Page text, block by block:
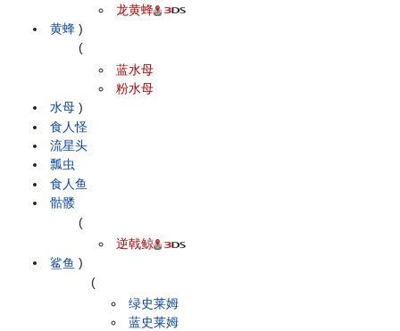
黄蜂
龙黄蜂
)
水母
(
蓝水母
粉水母
)
食人怪
流星头
瓢虫
食人鱼
骷髅
鲨鱼
(
逆戟鲸
)
(
绿史莱姆
蓝史莱姆